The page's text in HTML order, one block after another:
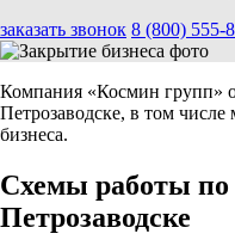
заказать звонок 8 (800) 555-
Компания «Космин групп»
Петрозаводске, в том
бизнеса.
Схемы работы по
Петрозаводске